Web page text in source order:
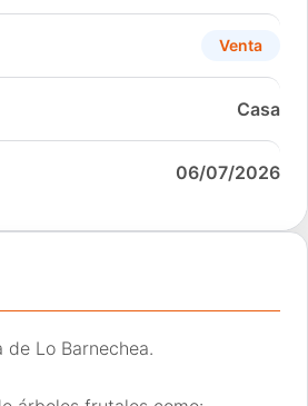
Venta
Casa
06/07/2026
Lo Barnechea.